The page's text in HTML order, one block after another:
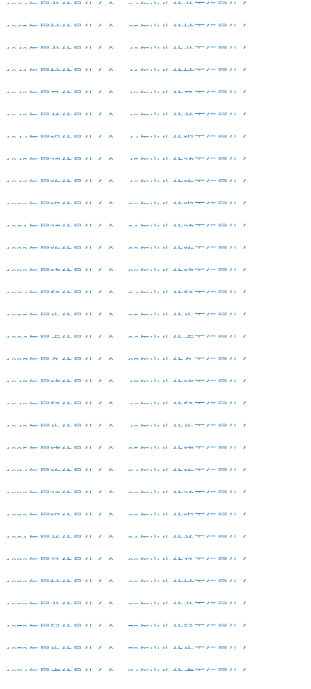
1964年属龙的是什么命，64年出生的龙五行属什么
1965年属蛇的是什么命，65年出生的蛇五行属什么
1940年属龙的是什么命，40年出生的龙五行属什么
1941年属蛇的是什么命，41年出生的蛇五行属什么
1942年属马的是什么命，42年出生的马五行属什么
1943年属羊的是什么命，43年出生的羊五行属什么
1944年属猴的是什么命，44年出生的猴五行属什么
1945年属鸡的是什么命，45年出生的鸡五行属什么
1946年属狗的是什么命，46年出生的狗五行属什么
1980年属猴的是什么命，80年出生的猴五行属什么
1981年属鸡的是什么命，81年出生的鸡五行属什么
1982年属狗的是什么命，82年出生的狗五行属什么
1983年属猪的是什么命，83年出生的猪五行属什么
1984年属鼠的是什么命，84年出生的鼠五行属什么
1985年属牛的是什么命，85年出生的牛五行属什么
1986年属虎的是什么命，86年出生的虎五行属什么
1987年属兔的是什么命，87年出生的兔五行属什么
1947年属猪的是什么命，47年出生的猪五行属什么
1948年属鼠的是什么命，48年出生的鼠五行属什么
1949年属牛的是什么命，49年出生的牛五行属什么
1995年属猪的是什么命，95年出生的猪五行属什么
1994年属狗的是什么命，94年出生的狗五行属什么
1993年属鸡的是什么命，93年出生的鸡五行属什么
1992年属猴的是什么命，92年出生的猴五行属什么
1991年属羊的是什么命，91年出生的羊五行属什么
1990年属马的是什么命，90年出生的马五行属什么
1989年属蛇的是什么命，89年出生的蛇五行属什么
1988年属龙的是什么命，88年出生的龙五行属什么
1972年属鼠的是什么命，72年出生的鼠五行属什么
1973年属牛的是什么命，73年出生的牛五行属什么
1974年属虎的是什么命，74年出生的虎五行属什么